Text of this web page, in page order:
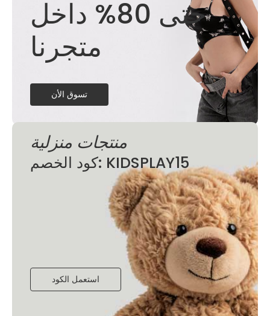
حتى 80% داخل
متجرنا
تسوق الأن
منتجات منزلية
كود الخصم: KIDSPLAY15
استعمل الكود